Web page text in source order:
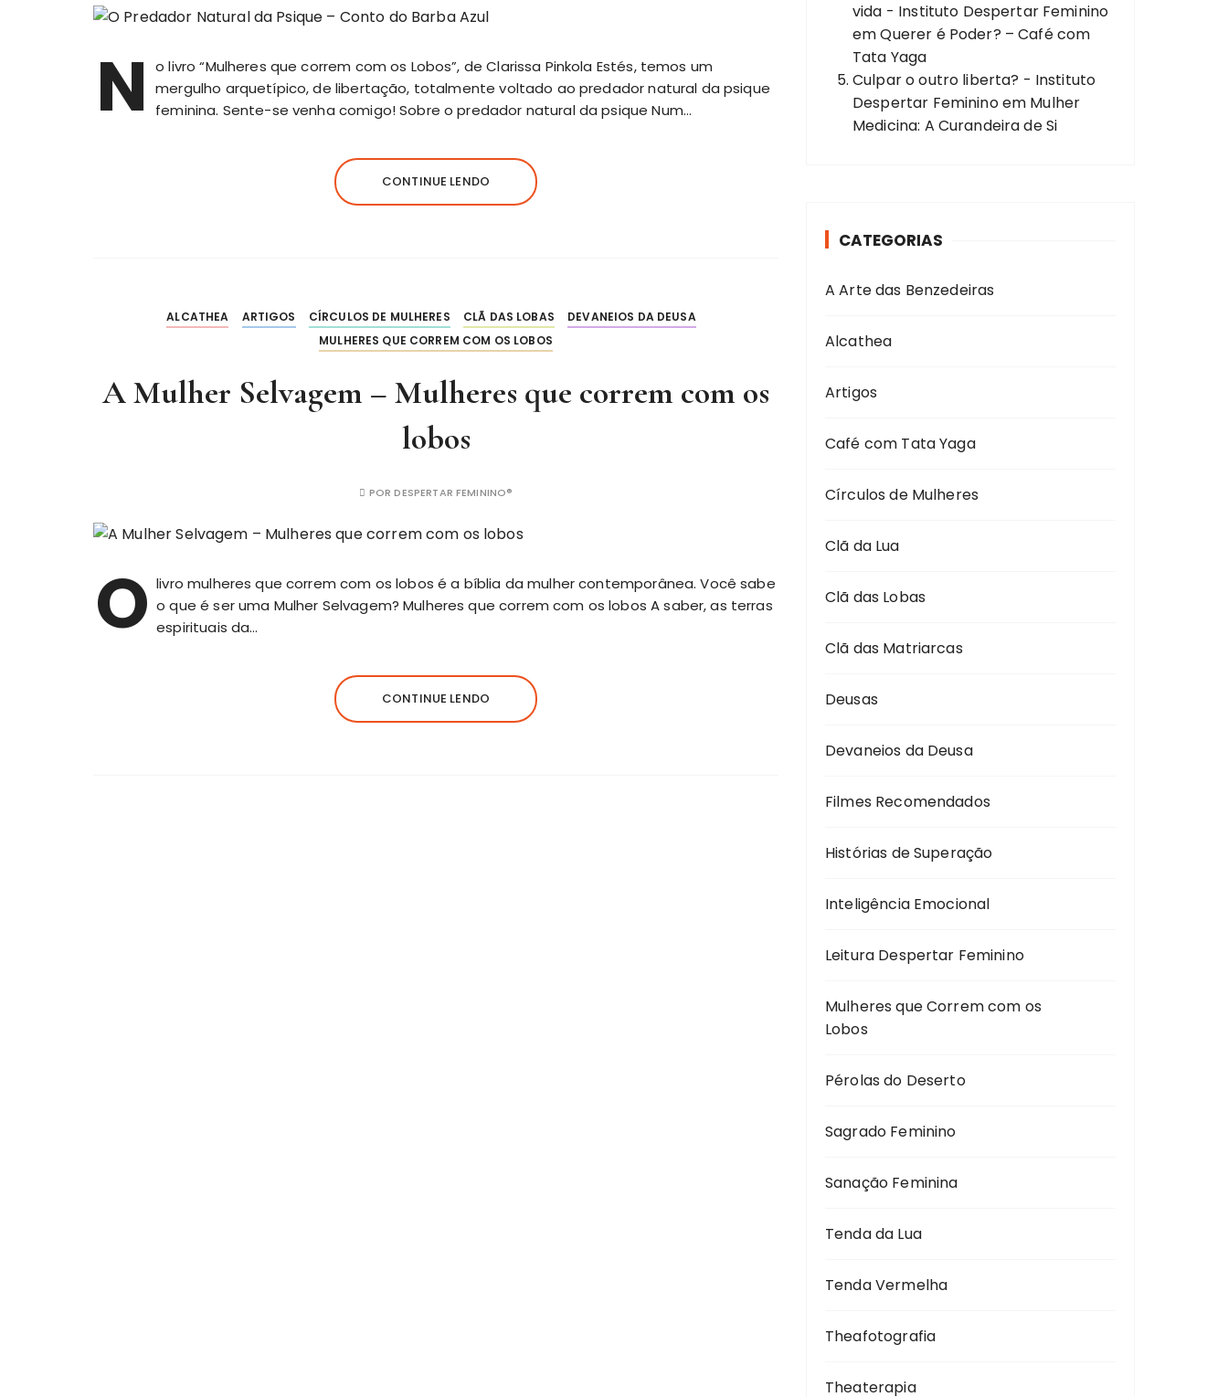
N
o livro “Mulheres que correm com os Lobos”, de Clarissa Pinkola Estés, temos um
mergulho arquetípico, de libertação, totalmente voltado ao predador natural da psique
feminina. Sente-se venha comigo! Sobre o predador natural da psique Num…
CONTINUE LENDO
ALCATHEA ARTIGOS CÍRCULOS DE MULHERES CLÃ DAS LOBAS
DEVANEIOS DA DEUSA
MULHERES QUE CORREM COM OS LOBOS
A Mulher Selvagem – Mulheres que correm com os
lobos
PORDESPERTAR FEMININO®
O livro mulheres que correm com os lobos é a bíblia da mulher contemporânea. Você sabe
o que é ser uma Mulher Selvagem? Mulheres que correm com os lobos A saber, as terras
espirituais da…
CONTINUE LENDO
vida - Instituto Despertar Feminino
emQuerer é Poder? – Café com
Tata Yaga
Culpar o outro liberta? - Instituto
Despertar Femininoem Mulher
Medicina: A Curandeira de Si
CATEGORIAS
A Arte das Benzedeiras
Alcathea
Artigos
Café com Tata Yaga
Círculos de Mulheres
Clã da Lua
Clã das Lobas
Clã das Matriarcas
Deusas
Devaneios da Deusa
Filmes Recomendados
Histórias de Superação
Inteligência Emocional
Leitura Despertar Feminino
Mulheres que Correm com os
Lobos
Pérolas do Deserto
Sagrado Feminino
Sanação Feminina
Tenda da Lua
Tenda Vermelha
Theafotografia
Theaterapia